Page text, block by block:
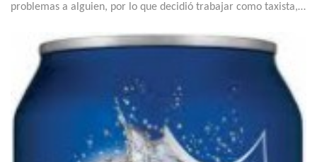
problemas a alguien, por lo que decidió trabajar como taxista,…